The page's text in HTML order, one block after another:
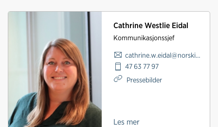
Cathrine Westlie Eidal
Kommunikasjonssjef
cathrine.w.eidal@norskindustri.no
47 63 77 97
Pressebilder
Les mer